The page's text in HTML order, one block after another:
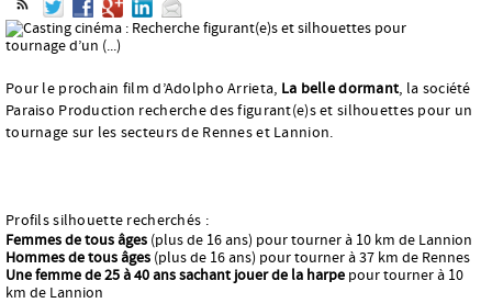
Pour le prochain film d’Adolpho Arrieta, La belle dormant, la société
Paraiso Production recherche des figurant(e)s et silhouettes pour un
tournage sur les secteurs de Rennes et Lannion.
Profils silhouette recherchés :
Femmes de tous âges (plus de 16 ans) pour tourner à 10 km de Lannion
Hommes de tous âges (plus de 16 ans) pour tourner à 37 km de Rennes
Une femme de 25 à 40 ans sachant jouer de la harpe pour tourner à 10
km de Lannion